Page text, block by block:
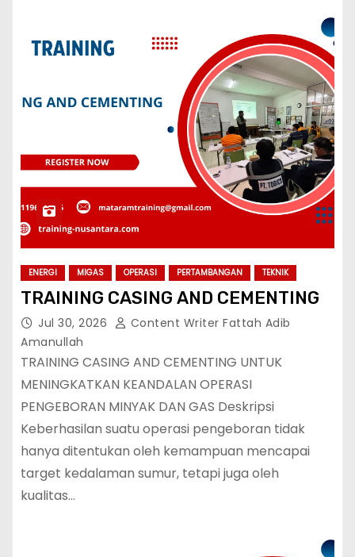
ENERGI MIGAS OPERASI PERTAMBANGAN TEKNIK
TRAINING CASING AND CEMENTING
Jul 30, 2026
Content Writer Fattah Adib
Amanullah
TRAINING CASING AND CEMENTING UNTUK
MENINGKATKAN KEANDALAN OPERASI
PENGEBORAN MINYAK DAN GAS Deskripsi
Keberhasilan suatu operasi pengeboran tidak
hanya ditentukan oleh kemampuan mencapai
target kedalaman sumur, tetapi juga oleh
kualitas…